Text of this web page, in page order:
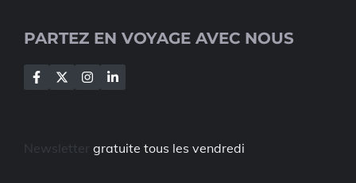
PARTEZ EN VOYAGE AVEC NOUS
Newsletter gratuite tous les vendredi